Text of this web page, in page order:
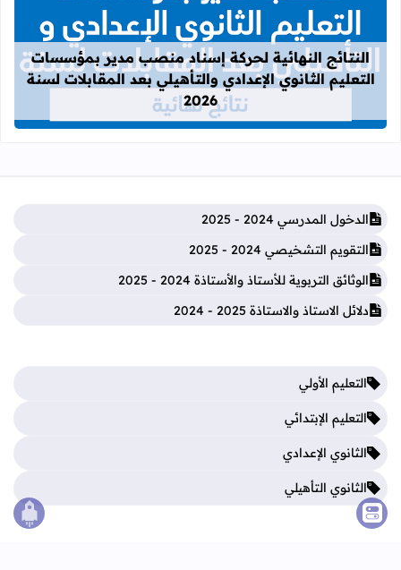
قراءة المزيد عن النتائج النهائية
النتائج النهائية لحركة إسناد منصب مدير بمؤسسات
التعليم الثانوي الإعدادي والتأهيلي بعد المقابلات لسنة
2026
الدخول المدرسي 2024 - 2025
التقويم التشخيصي 2024 - 2025
الوثائق التربوية للأستاذ والأستاذة 2024 - 2025
دلائل الاستاذ والاستاذة 2025 - 2024
التعليم الأولي
التعليم الإبتدائي
الثانوي الإعدادي
الثانوي التأهيلي